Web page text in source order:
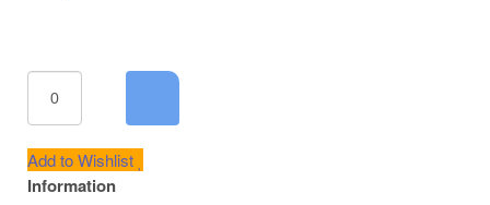
Add to Wishlist
Information